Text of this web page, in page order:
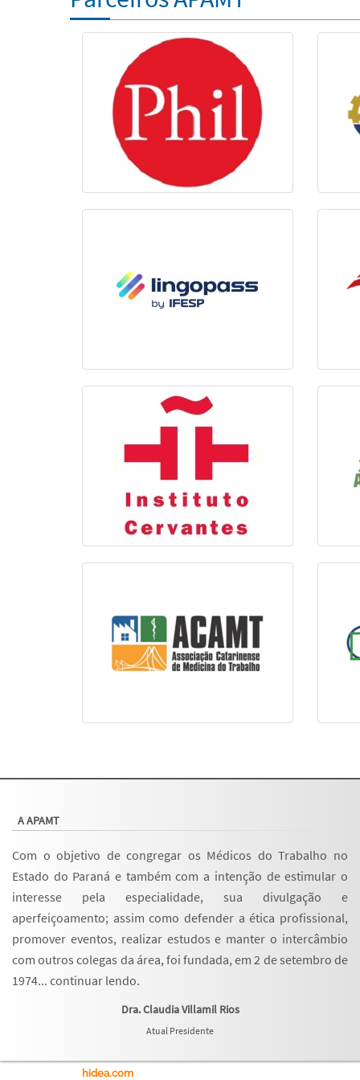
A APAMT
Com o objetivo de congregar os Médicos do Trabalho no
Estado do Paraná e também com a intenção de estimular o
interesse pela especialidade, sua divulgação e
aperfeiçoamento; assim como defender a ética profissional,
promover eventos, realizar estudos e manter o intercâmbio
com outros colegas da área, foi fundada, em 2 de setembro de
1974... continuar lendo.
Dra. Claudia Villamil Rios
Atual Presidente
hidea.com